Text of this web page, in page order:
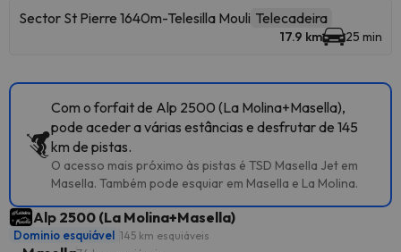
Sector St Pierre 1640m-Telesilla Mouli Telecadeira
17.9 km 25 min
Com o forfait de Alp 2500 (La Molina+Masella),
pode aceder a várias estâncias e desfrutar de 145
km de pistas.
O acesso mais próximo às pistas é TSD Masella Jet em
Masella. Também pode esquiar em Masella e La Molina.
Alp 2500 (La Molina+Masella)
Dominio esquiável 145 km esquiáveis